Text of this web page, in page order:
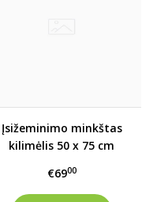
Įsižeminimo minkštas
kilimėlis 50 x 75 cm
€6900